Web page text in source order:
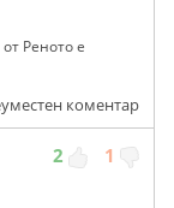
Реното е
коментар
2 1